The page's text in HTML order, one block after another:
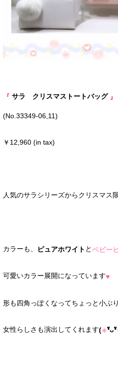
『 サラ クリスマストートバッグ 』
(No.33349-06,11)
￥12,960 (in tax)
人気のサラシリーズからクリスマス
カラーも、 ピュアホワイト とベビー
可愛いカラー展開になっています♥
形も四角っぽくなってちょっと小ぶ
女性らしさも演出してくれます(∗❛ัᴗ❛ั